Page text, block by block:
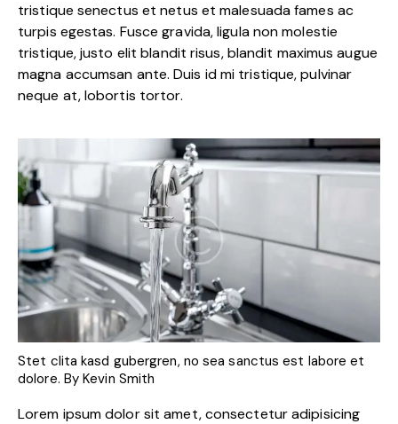
tristique senectus et netus et malesuada fames ac
turpis egestas. Fusce gravida, ligula non molestie
tristique, justo elit blandit risus, blandit maximus augue
magna accumsan ante. Duis id mi tristique, pulvinar
neque at, lobortis tortor.
Stet clita kasd gubergren, no sea sanctus est labore et
dolore. ByKevin Smith
Lorem ipsum dolor sit amet, consectetur adipisicing